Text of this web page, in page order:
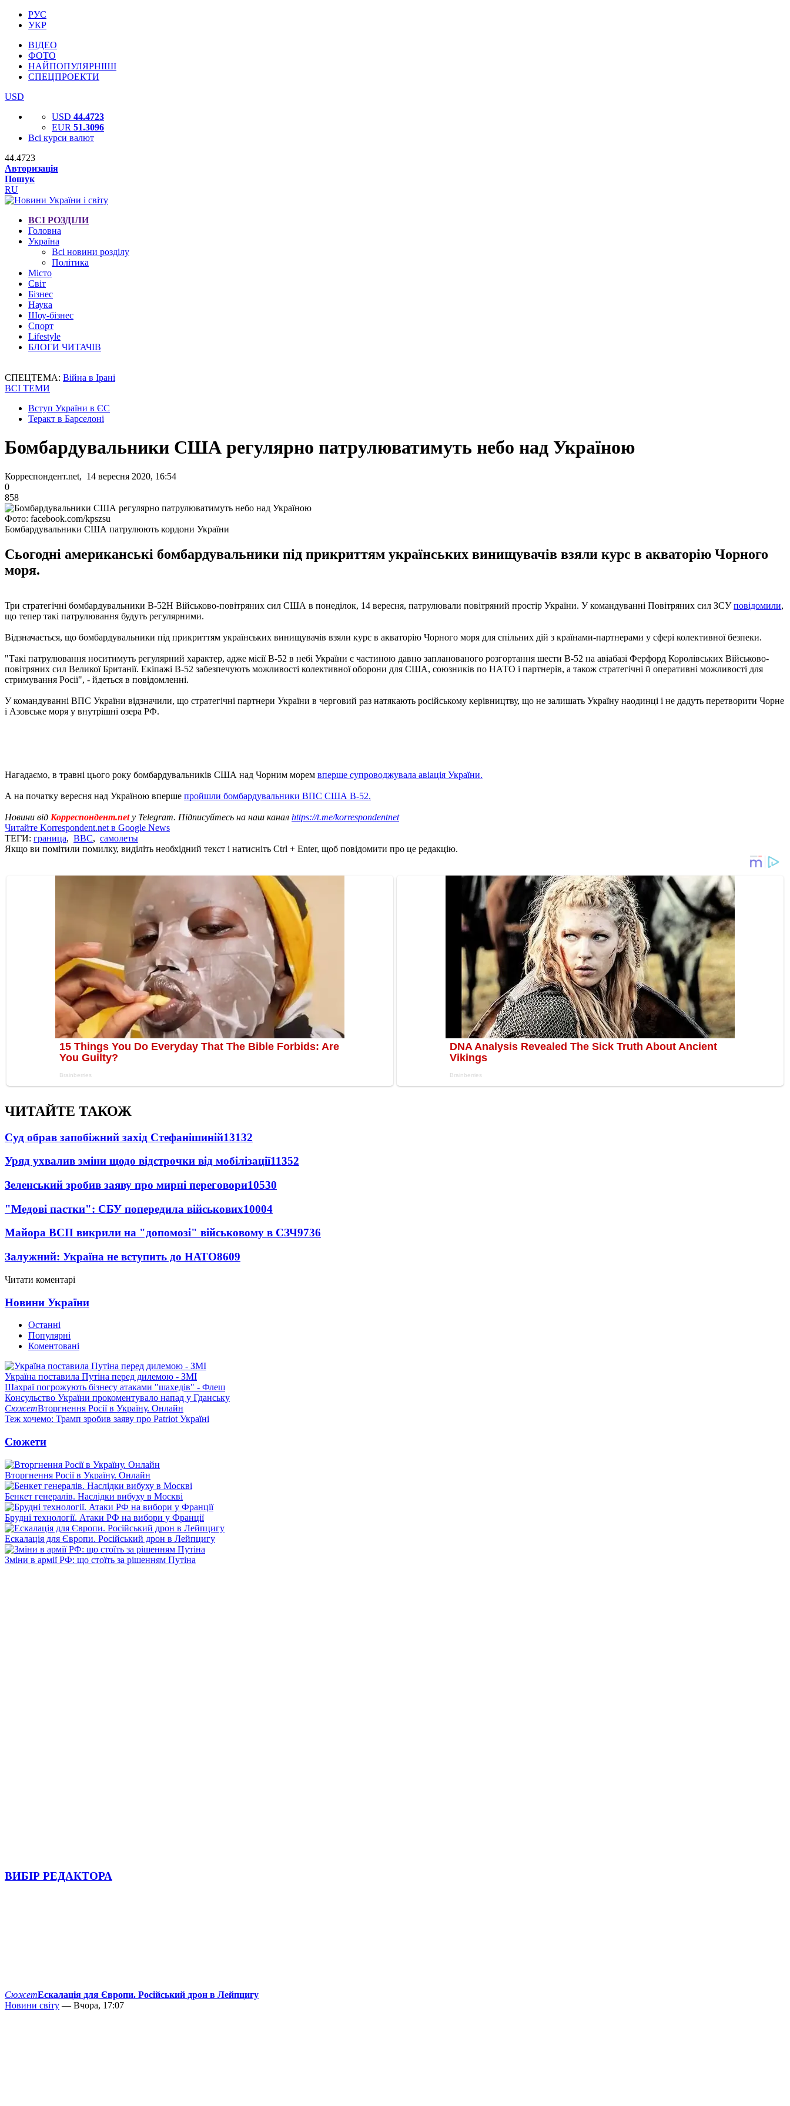
РУС
УКР
ВІДЕО
ФОТО
НАЙПОПУЛЯРНІШІ
СПЕЦПРОЕКТИ
USD
USD 44.4723
EUR 51.3096
Всі курси валют
44.4723
Авторизація
Пошук
RU
ВСІ РОЗДІЛИ
Головна
Україна
Всі новини розділу
Політика
Місто
Світ
Бізнес
Наука
Шоу-бізнес
Спорт
Lifestyle
БЛОГИ ЧИТАЧІВ
СПЕЦТЕМА: Війна в Ірані
ВСІ ТЕМИ
Вступ України в ЄС
Теракт в Барселоні
Бомбардувальники США регулярно патрулюватимуть небо над Україною
Корреспондент.net, 14 вересня 2020, 16:54
0
858
Фото: facebook.com/kpszsu
Бомбардувальники США патрулюють кордони України
Сьогодні американські бомбардувальники під прикриттям українських винищувачів взяли курс в акваторію Чорного
моря.
Три стратегічні бомбардувальники В-52Н Військово-повітряних сил США в понеділок, 14 вересня, патрулювали повітряний простір України. У командуванні Повітряних сил ЗСУповідомили,
що тепер такі патрулювання будуть регулярними.
Відзначається, що бомбардувальники під прикриттям українських винищувачів взяли курс в акваторію Чорного моря для спільних дій з країнами-партнерами у сфері колективної безпеки.
"Такі патрулювання носитимуть регулярний характер, адже місії В-52 в небі України є частиною давно запланованого розгортання шести B-52 на авіабазі Ферфорд Королівських Військово-
повітряних сил Великої Британії. Екіпажі B-52 забезпечують можливості колективної оборони для США, союзників по НАТО і партнерів, а також стратегічні й оперативні можливості для
стримування Росії", - йдеться в повідомленні.
У командуванні ВПС України відзначили, що стратегічні партнери України в черговий раз натякають російському керівництву, що не залишать Україну наодинці і не дадуть перетворити Чорне
і Азовське моря у внутрішні озера РФ.
Нагадаємо, в травні цього року бомбардувальників США над Чорним морем вперше супроводжувала авіація України.
А на початку вересня над Україною вперше пройшли бомбардувальники ВПС США B-52.
Новини від Корреспондент.netу Telegram. Підписуйтесь на наш канал https://t.me/korrespondentnet
Читайте Korrespondent.net в Google News
ТЕГИ: граница, ВВС, самолеты
Якщо ви помітили помилку, виділіть необхідний текст і натисніть Ctrl + Enter, щоб повідомити про це редакцію.
ЧИТАЙТЕ ТАКОЖ
Суд обрав запобіжний захід Стефанішиній13132
Уряд ухвалив зміни щодо відстрочки від мобілізації11352
Зеленський зробив заяву про мирні переговори10530
"Медові пастки": СБУ попередила військових10004
Майора ВСП викрили на "допомозі" військовому в СЗЧ9736
Залужний: Україна не вступить до НАТО8609
Читати коментарі
Новини України
Останні
Популярні
Коментовані
Україна поставила Путіна перед дилемою - ЗМІ
Шахраї погрожують бізнесу атаками "шахедів" - Флеш
Консульство України прокоментувало напад у Гданську
СюжетВторгнення Росії в Україну. Онлайн
Теж хочемо: Трамп зробив заяву про Patriot Україні
Сюжети
Вторгнення Росії в Україну. Онлайн
Бенкет генералів. Наслідки вибуху в Москві
Брудні технології. Атаки РФ на вибори у Франції
Ескалація для Європи. Російський дрон в Лейпцигу
Зміни в армії РФ: що стоїть за рішенням Путіна
ВИБІР РЕДАКТОРА
СюжетЕскалація для Європи. Російський дрон в Лейпцигу
Новини світу — Вчора, 17:07